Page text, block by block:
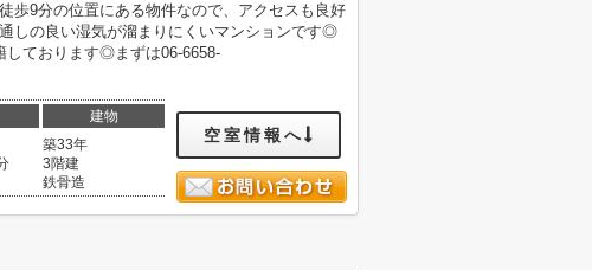
歩9分の位置にある物件なので、アクセスも良好
しの良い湿気が溜まりにくいマンションです◎
しております◎まずは06-6658-
建物
築33年
3階建
鉄骨造
空室情報へ